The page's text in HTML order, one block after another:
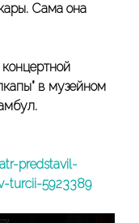
Сама она
в музейном
predstavil-
turcii-5923389